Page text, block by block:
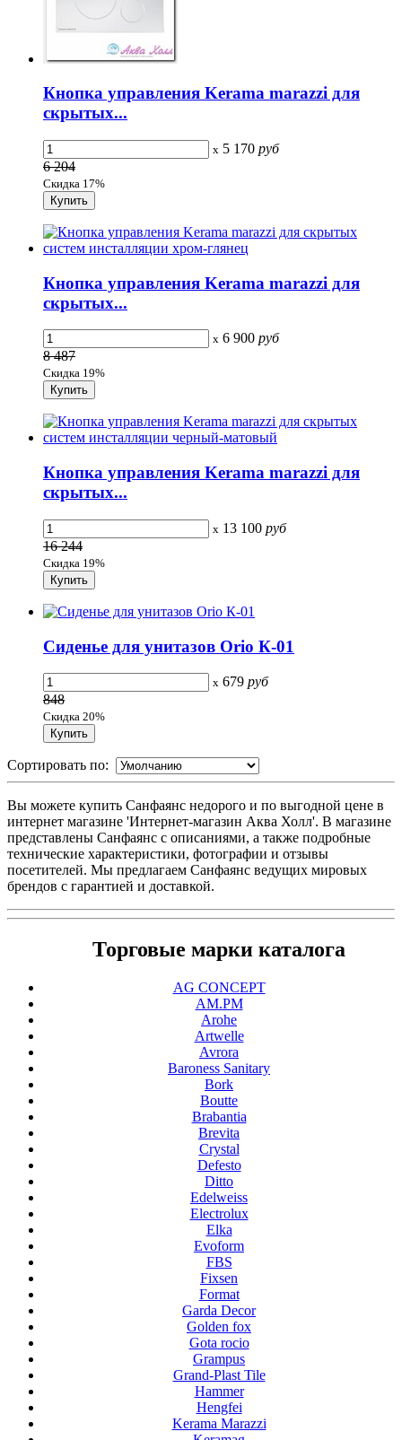
Кнопка управления Kerama marazzi для
скрытых...
x 5 170 руб
6 204
Скидка 17%
Кнопка управления Kerama marazzi для
скрытых...
x 6 900 руб
8 487
Скидка 19%
Кнопка управления Kerama marazzi для
скрытых...
x 13 100 руб
16 244
Скидка 19%
Сиденье для унитазов Orio К-01
x 679 руб
848
Скидка 20%
Сортировать по:
Вы можете купить Санфаянс недорого и по выгодной цене в
интернет магазине 'Интернет-магазин Аква Холл'. В магазине
представлены Санфаянс с описаниями, а также подробные
технические характеристики, фотографии и отзывы
посетителей. Мы предлагаем Санфаянс ведущих мировых
брендов с гарантией и доставкой.
Торговые марки каталога
AG CONCEPT
AM.PM
Arohe
Artwelle
Avrora
Baroness Sanitary
Bork
Boutte
Brabantia
Brevita
Crystal
Defesto
Ditto
Edelweiss
Electrolux
Elka
Evoform
FBS
Fixsen
Format
Garda Decor
Golden fox
Gota rocio
Grampus
Grand-Plast Tile
Hammer
Hengfei
Kerama Marazzi